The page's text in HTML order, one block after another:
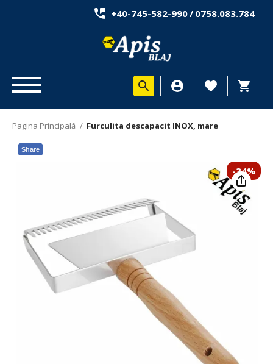
+40-745-582-990/ 0758.083.784
Pagina Principală / Furculita descapacit INOX, mare
Share
-34%